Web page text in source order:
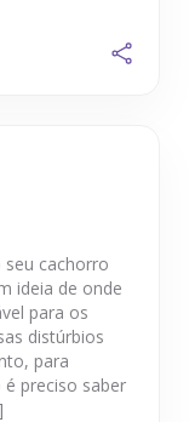
cachorro
ideia de onde
para os
distúrbios
para
preciso saber